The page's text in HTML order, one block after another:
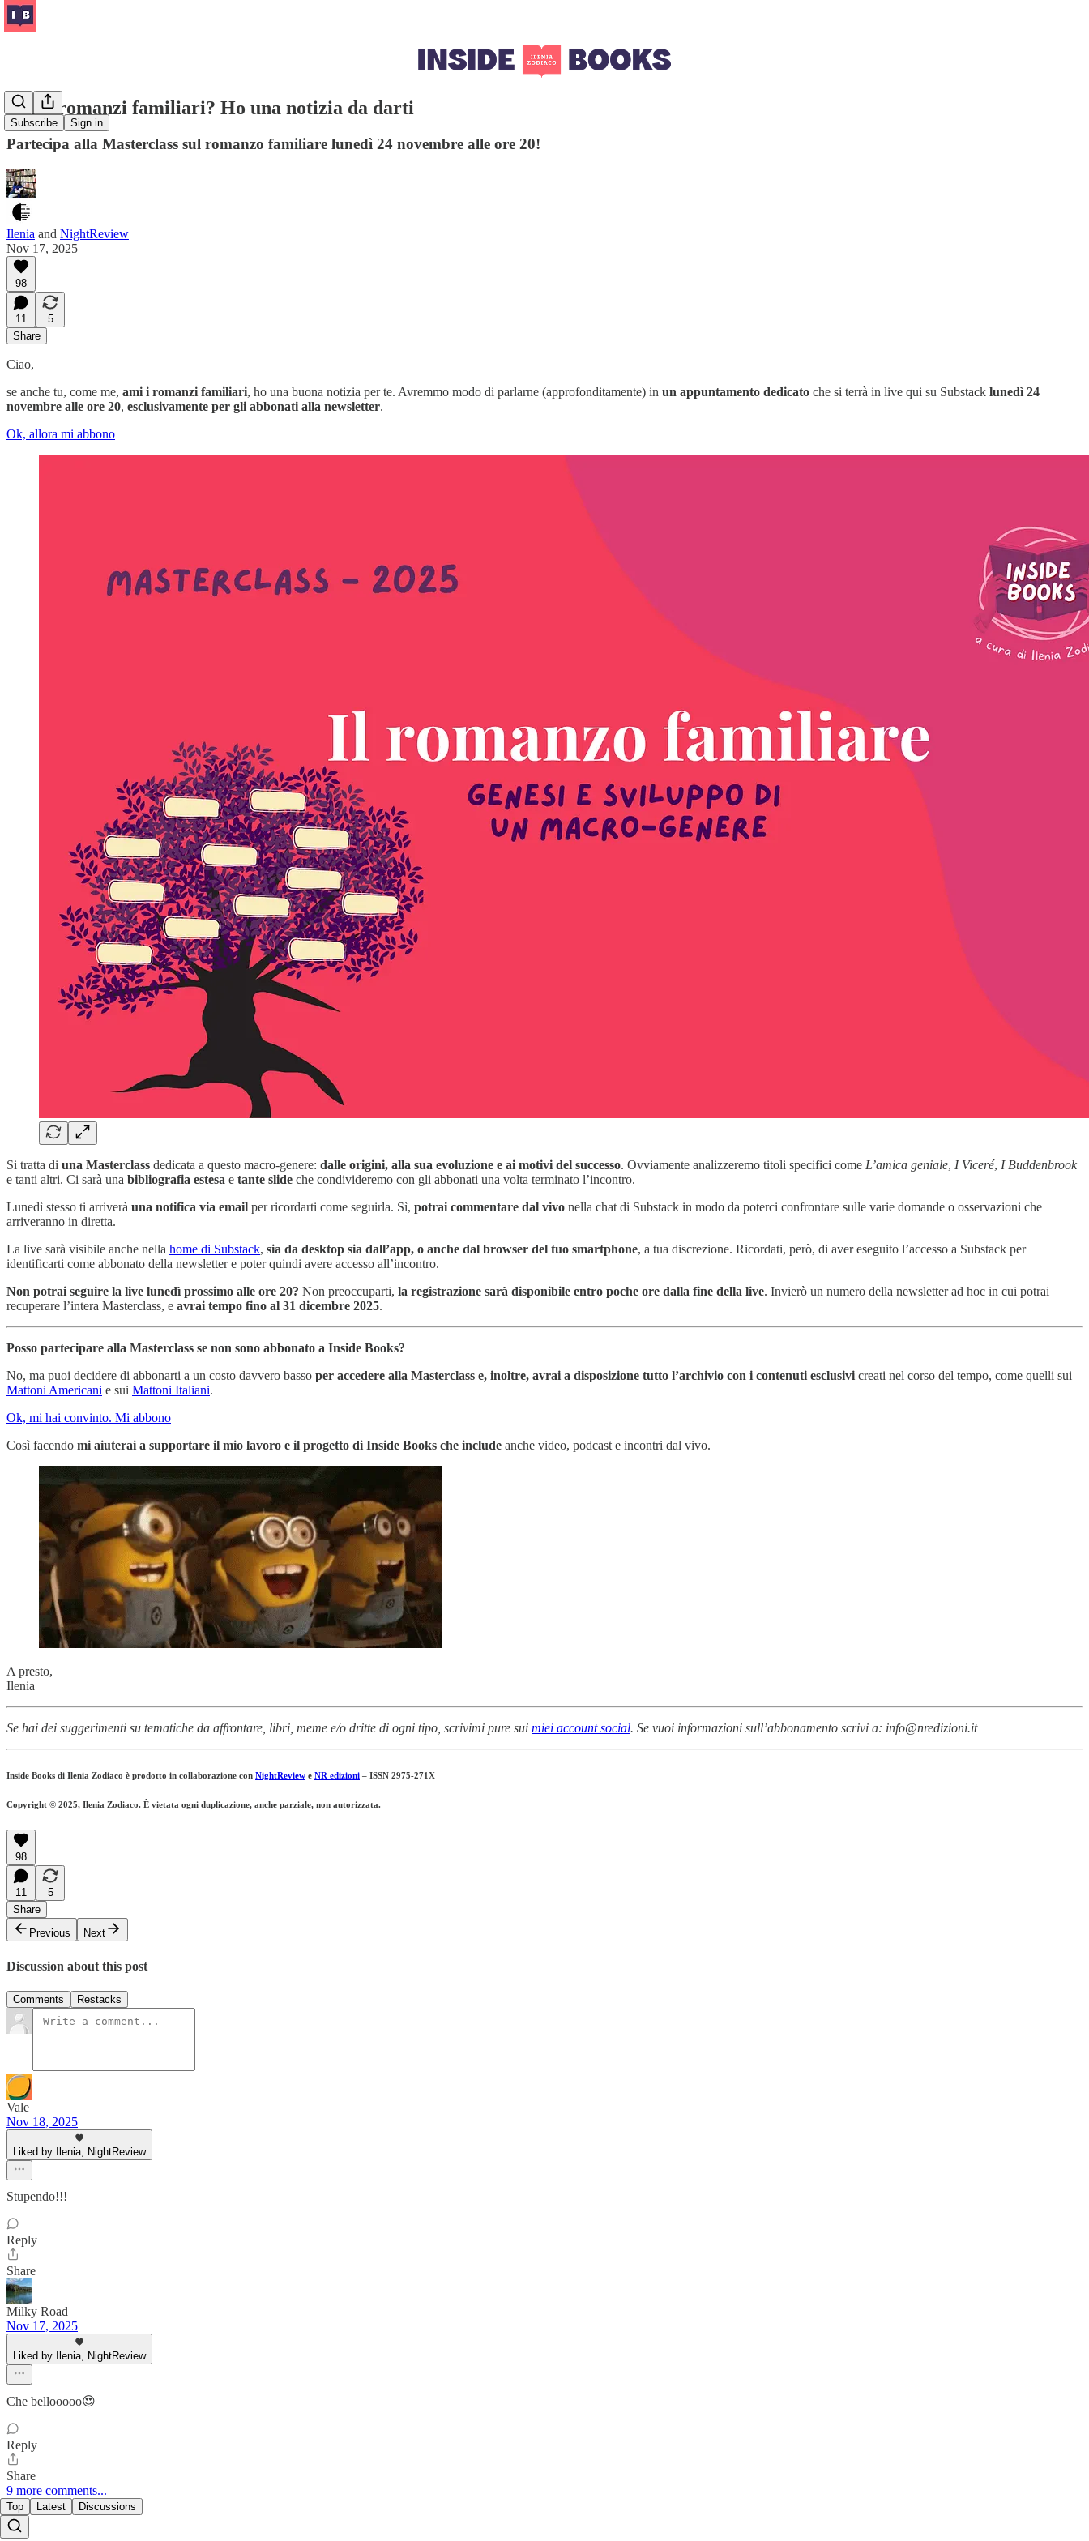
Subscribe Sign in
Ami i romanzi familiari? Ho una notizia da darti
Partecipa alla Masterclass sul romanzo familiare lunedì 24 novembre alle ore 20!
Ilenia and NightReview
Nov 17, 2025
98
11
5
Share
Ciao,
se anche tu, come me, ami i romanzi familiari, ho una buona notizia per te. Avremmo modo di parlarne (approfonditamente) in un appuntamento dedicato che si terrà in live qui su Substack lunedì 24
novembre alle ore 20, esclusivamente per gli abbonati alla newsletter.
Ok, allora mi abbono
Si tratta di una Masterclass dedicata a questo macro-genere: dalle origini, alla sua evoluzione e ai motivi del successo. Ovviamente analizzeremo titoli specifici come L’amica geniale, I Viceré, I Buddenbrook
e tanti altri. Ci sarà una bibliografia estesa e tante slide che condivideremo con gli abbonati una volta terminato l’incontro.
Lunedì stesso ti arriverà una notifica via email per ricordarti come seguirla. Sì, potrai commentare dal vivo nella chat di Substack in modo da poterci confrontare sulle varie domande o osservazioni che
arriveranno in diretta.
La live sarà visibile anche nella home di Substack, sia da desktop sia dall’app, o anche dal browser del tuo smartphone, a tua discrezione. Ricordati, però, di aver eseguito l’accesso a Substack per
identificarti come abbonato della newsletter e poter quindi avere accesso all’incontro.
Non potrai seguire la live lunedì prossimo alle ore 20? Non preoccuparti, la registrazione sarà disponibile entro poche ore dalla fine della live. Invierò un numero della newsletter ad hoc in cui potrai
recuperare l’intera Masterclass, e avrai tempo fino al 31 dicembre 2025.
Posso partecipare alla Masterclass se non sono abbonato a Inside Books?
No, ma puoi decidere di abbonarti a un costo davvero basso per accedere alla Masterclass e, inoltre, avrai a disposizione tutto l’archivio con i contenuti esclusivi creati nel corso del tempo, come quelli sui
Mattoni Americani e sui Mattoni Italiani.
Ok, mi hai convinto. Mi abbono
Così facendo mi aiuterai a supportare il mio lavoro e il progetto di Inside Books che include anche video, podcast e incontri dal vivo.
A presto,
Ilenia
Se hai dei suggerimenti su tematiche da affrontare, libri, meme e/o dritte di ogni tipo, scrivimi pure sui miei account social. Se vuoi informazioni sull’abbonamento scrivi a: info@nredizioni.it
Inside Books di Ilenia Zodiaco è prodotto in collaborazione con NightReview e NR edizioni – ISSN 2975-271X
Copyright © 2025, Ilenia Zodiaco. È vietata ogni duplicazione, anche parziale, non autorizzata.
98
11
5
Share
Previous
Next
Discussion about this post
Comments Restacks
Vale
Nov 18, 2025
Liked by Ilenia, NightReview
Stupendo!!!
Reply
Share
Milky Road
Nov 17, 2025
Liked by Ilenia, NightReview
Che bellooooo😍
Reply
Share
9 more comments...
Top Latest Discussions